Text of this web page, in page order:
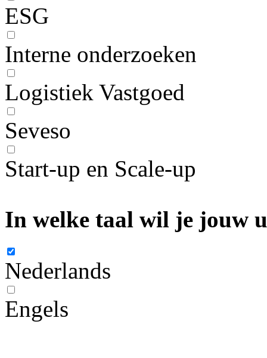
ESG
Interne onderzoeken
Logistiek Vastgoed
Seveso
Start-up en Scale-up
In welke taal wil je jouw
Nederlands
Engels